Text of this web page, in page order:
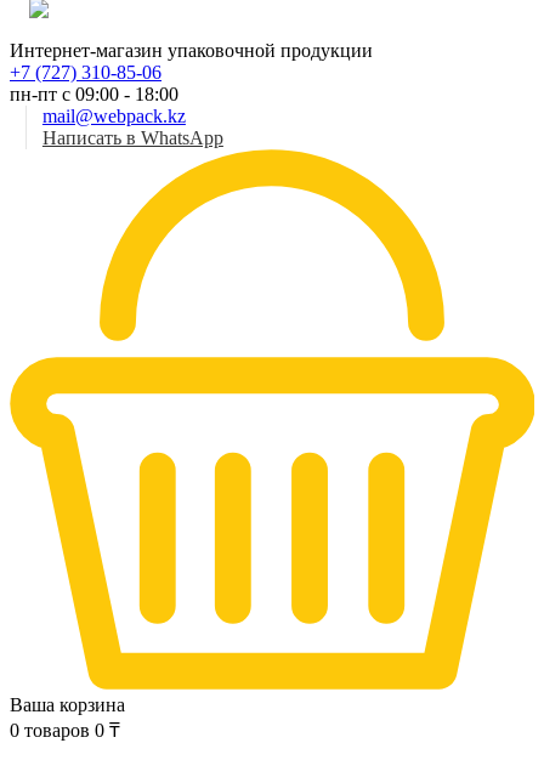
Интернет-магазин упаковочной продукции
+7 (727) 310-85-06
пн-пт с 09:00 - 18:00
mail@webpack.kz
Написать в WhatsApp
Ваша корзина
0 товаров 0 ₸